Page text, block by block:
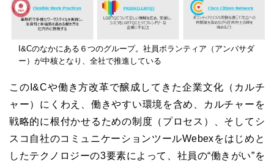
I&Cのなかにある６つのグループ。社員ボランティア（アンバサダ
ー）が中核となり、全社で推進している
このI&Cや働き方改革で醸成してきた企業文化（カルチ
ャー）にくわえ、働きやすい環境を含め、カルチャーを
戦略的に根付かせるための制度（プロセス）、そしてシ
スコ自社のコミュニケーションツールWebexをはじめと
したテクノロジーの3要素によって、社員の“働きがい”を